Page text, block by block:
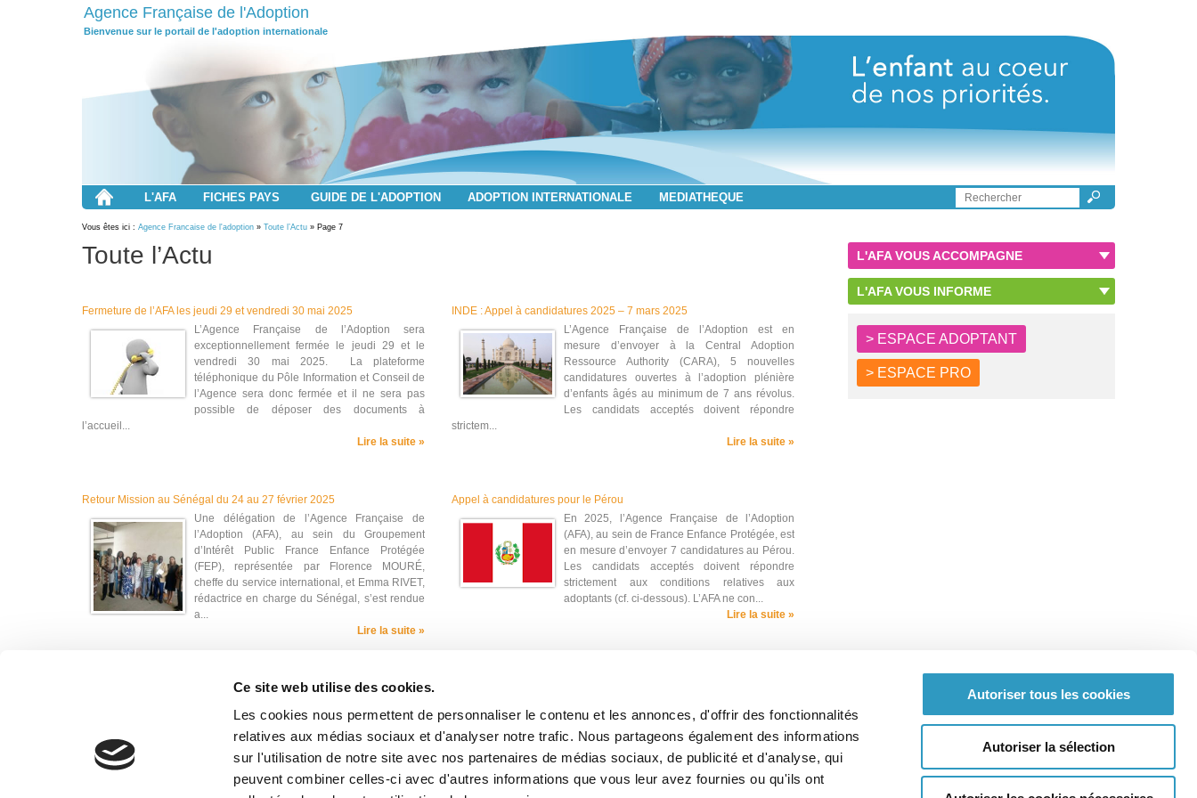
Ce site web utilise des cookies.
Les cookies nous permettent de personnaliser le contenu et les annonces, d'offrir des fonctionnalités
relatives aux médias sociaux et d'analyser notre trafic. Nous partageons également des informations
sur l'utilisation de notre site avec nos partenaires de médias sociaux, de publicité et d'analyse, qui
peuvent combiner celles-ci avec d'autres informations que vous leur avez fournies ou qu'ils ont
Autoriser tous les cookies
Autoriser la sélection
Agence Française de l'Adoption
Bienvenue sur le portail de l'adoption internationale
L'AFA FICHES PAYS GUIDE DE L'ADOPTION ADOPTION INTERNATIONALE MEDIATHEQUE
Vous êtes ici : Agence Francaise de l'adoption » Toute l’Actu » Page 7
Toute l’Actu
Fermeture de l’AFA les jeudi 29 et vendredi 30 mai 2025
L’Agence Française de l’Adoption sera
exceptionnellement fermée le jeudi 29 et le
vendredi 30 mai 2025. La plateforme
téléphonique du Pôle Information et Conseil de
l’Agence sera donc fermée et il ne sera pas
possible de déposer des documents à
l’accueil...
Lire la suite »
INDE : Appel à candidatures 2025 – 7 mars 2025
L’Agence Française de l’Adoption est en
mesure d’envoyer à la Central Adoption
Ressource Authority (CARA), 5 nouvelles
candidatures ouvertes à l’adoption plénière
d’enfants âgés au minimum de 7 ans révolus.
Les candidats acceptés doivent répondre
strictem...
Lire la suite »
Retour Mission au Sénégal du 24 au 27 février 2025
Une délégation de l’Agence Française de
l’Adoption (AFA), au sein du Groupement
d’Intérêt Public France Enfance Protégée
(FEP), représentée par Florence MOURÉ,
cheffe du service international, et Emma RIVET,
rédactrice en charge du Sénégal, s’est rendue
a...
Lire la suite »
Appel à candidatures pour le Pérou
En 2025, l’Agence Française de l’Adoption
(AFA), au sein de France Enfance Protégée, est
en mesure d’envoyer 7 candidatures au Pérou.
Les candidats acceptés doivent répondre
strictement aux conditions relatives aux
adoptants (cf. ci-dessous). L’AFA ne con...
Lire la suite »
L'AFA VOUS ACCOMPAGNE
L'AFA VOUS INFORME
> ESPACE ADOPTANT
> ESPACE PRO